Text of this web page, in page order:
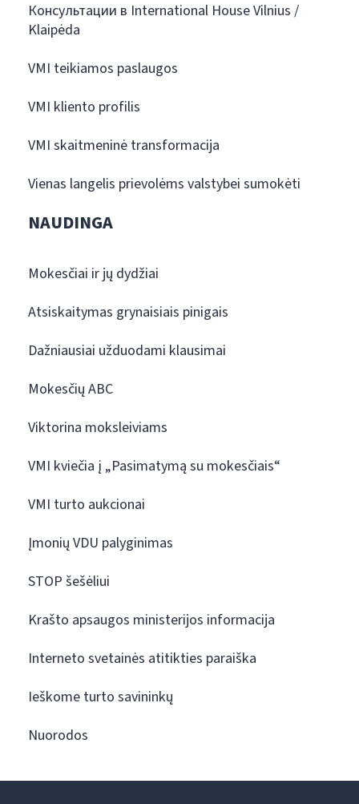
Консультации в International House Vilnius /
Klaipėda
VMI teikiamos paslaugos
VMI kliento profilis
VMI skaitmeninė transformacija
Vienas langelis prievolėms valstybei sumokėti
NAUDINGA
Mokesčiai ir jų dydžiai
Atsiskaitymas grynaisiais pinigais
Dažniausiai užduodami klausimai
Mokesčių ABC
Viktorina moksleiviams
VMI kviečia į „Pasimatymą su mokesčiais“
VMI turto aukcionai
Įmonių VDU palyginimas
STOP šešėliui
Krašto apsaugos ministerijos informacija
Interneto svetainės atitikties paraiška
Ieškome turto savininkų
Nuorodos